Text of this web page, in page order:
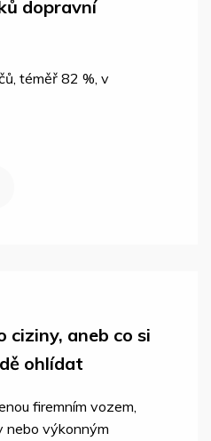
dopravní
téměř 82 %, v
ciziny, aneb co si
ohlídat
firemním vozem,
nebo výkonným